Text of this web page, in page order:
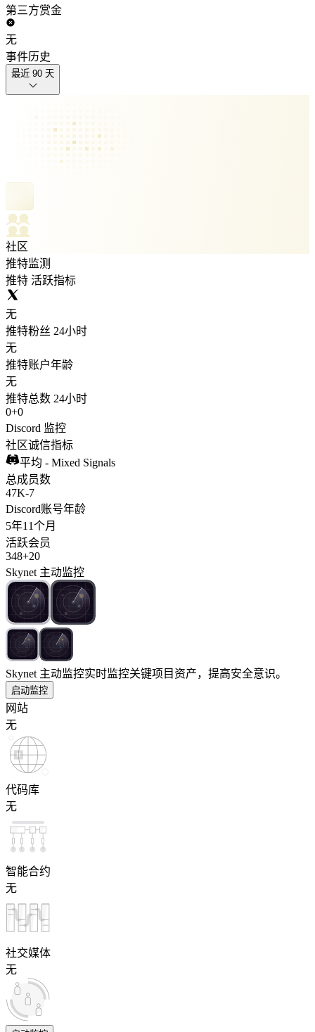
第三方赏金
无
事件历史
最近 90 天
社区
推特监测
推特 活跃指标
无
推特粉丝 24小时
无
推特账户年龄
无
推特总数 24小时
0+0
Discord 监控
社区诚信指标
平均 - Mixed Signals
总成员数
47K-7
Discord账号年龄
5年11个月
活跃会员
348+20
Skynet 主动监控
Skynet 主动监控实时监控关键项目资产，提高安全意识。
启动监控
网站
无
代码库
无
智能合约
无
社交媒体
无